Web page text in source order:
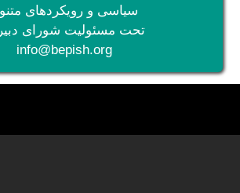
سیاسی و رویکردهای متنوع
تحت مسئولیت شورای دبیران
info@bepish.org